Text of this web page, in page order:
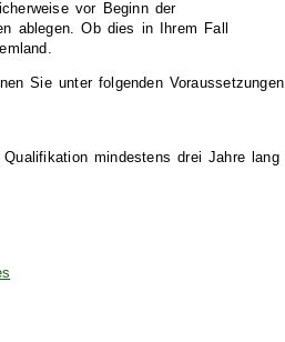
vor Beginn der
ablegen. Ob dies in Ihrem Fall
Sie unter folgenden Voraussetzungen
mindestens drei Jahre lang